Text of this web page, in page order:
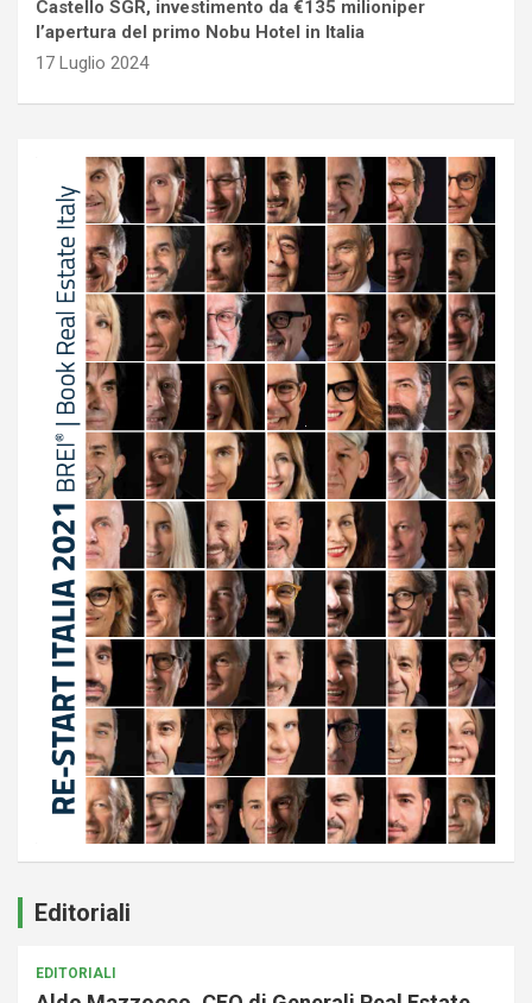
Castello SGR, investimento da €135 milioniper
l’apertura del primo Nobu Hotel in Italia
17 Luglio 2024
Editoriali
EDITORIALI